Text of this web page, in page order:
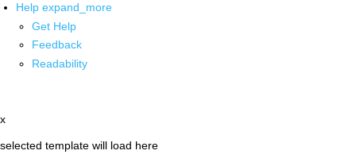
Help expand_more
Get Help
Feedback
Readability
x
selected template will load here